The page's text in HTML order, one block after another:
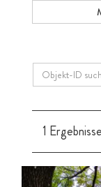
1 Ergebnisse